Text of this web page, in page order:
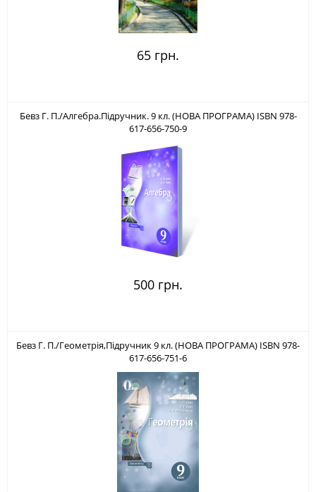
65 грн.
Бевз Г. П./Алгебра.Підручник. 9 кл. (НОВА ПРОГРАМА) ISBN 978-
617-656-750-9
500 грн.
Бевз Г. П./Геометрія,Підручник 9 кл. (НОВА ПРОГРАМА) ISBN 978-
617-656-751-6